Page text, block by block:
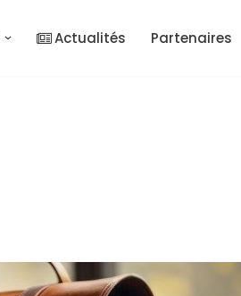
Actualités Partenaires